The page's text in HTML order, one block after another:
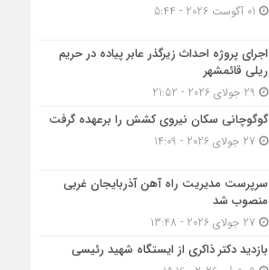
اجرای پروژه احداث زیرگذر عابر پیاده در حریم
ریلی قائمشهر
گوگوچانی سکان نیروی کشش را برعهده گرفت
سرپرست مدیریت راه آهن آذربایجان غربی
منصوب شد
بازدید دکتر ذاکری از ایستگاه شهید رئیسی